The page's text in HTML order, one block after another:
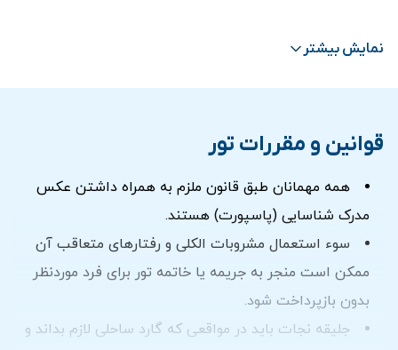
کاپیتان و خدمه با تجربه
17:00 الی 18:00
18:30 الی 19:30
نمایش بیشتر
قوانین و مقررات تور
همه مهمانان طبق قانون ملزم به همراه داشتن عکس
مدرک شناسایی (پاسپورت) هستند.
سوء استعمال مشروبات الکلی و رفتارهای متعاقب آن
ممکن است منجر به جریمه یا خاتمه تور برای فرد موردنظر
بدون بازپرداخت شود.
جلیقه نجات باید در مواقعی که گارد ساحلی لازم بداند و